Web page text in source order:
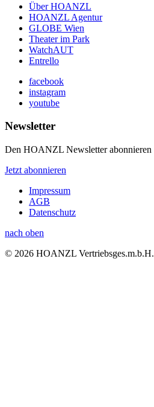
Über HOANZL
HOANZL Agentur
GLOBE Wien
Theater im Park
WatchAUT
Entrello
facebook
instagram
youtube
Newsletter
Den HOANZL Newsletter abonnieren
Jetzt abonnieren
Impressum
AGB
Datenschutz
nach oben
© 2026 HOANZL Vertriebsges.m.b.H.